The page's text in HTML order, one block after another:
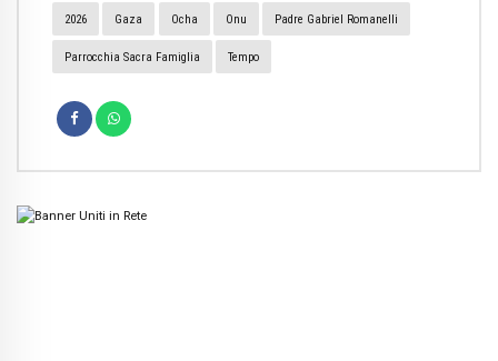
2026 Gaza Ocha Onu Padre Gabriel Romanelli
Parrocchia Sacra Famiglia Tempo